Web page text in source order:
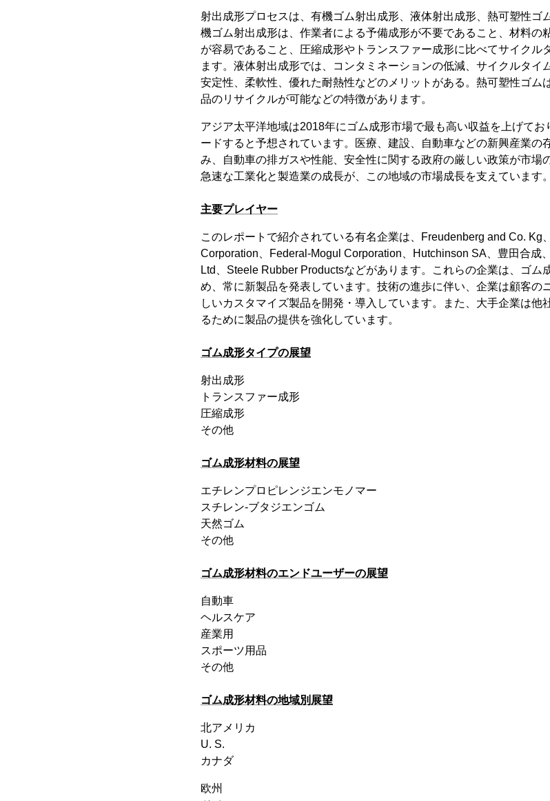
射出成形プロセスは、有機ゴム射出成形、液体射出成形、熱可塑性ゴ
機ゴム射出成形は、作業者による予備成形が不要であること、材料の
が容易であること、圧縮成形やトランスファー成形に比べてサイクル
ます。液体射出成形では、コンタミネーションの低減、サイクルタイ
安定性、柔軟性、優れた耐熱性などのメリットがある。熱可塑性ゴム
品のリサイクルが可能などの特徴があります。
アジア太平洋地域は2018年にゴム成形市場で最も高い収益を上げてお
ードすると予想されています。医療、建設、自動車などの新興産業の
み、自動車の排ガスや性能、安全性に関する政府の厳しい政策が市場
急速な工業化と製造業の成長が、この地域の市場成長を支えています。
主要プレイヤー
このレポートで紹介されている有名企業は、Freudenberg and Co. Kg
Corporation、Federal-Mogul Corporation、Hutchinson SA、豊田合成
Ltd、Steele Rubber Productsなどがあります。これらの企業は、ゴム
め、常に新製品を発表しています。技術の進歩に伴い、企業は顧客の
しいカスタマイズ製品を開発・導入しています。また、大手企業は他
るために製品の提供を強化しています。
ゴム成形タイプの展望
射出成形
トランスファー成形
圧縮成形
その他
ゴム成形材料の展望
エチレンプロピレンジエンモノマー
スチレン-ブタジエンゴム
天然ゴム
その他
ゴム成形材料のエンドユーザーの展望
自動車
ヘルスケア
産業用
スポーツ用品
その他
ゴム成形材料の地域別展望
北アメリカ
U. S.
カナダ
欧州